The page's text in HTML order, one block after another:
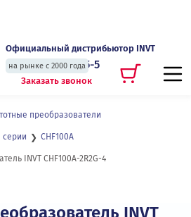
Официальный дистрибьютор INVT
на рынке с 2000 года
+7 (495) 135-135-5
Заказать звонок
преобразователи
серии CHF100A
INVT CHF100A-2R2G-4
INVT